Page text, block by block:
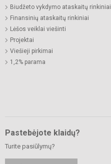
Biudžeto vykdymo ataskaitų rinkiniai
Finansinių ataskaitų rinkiniai
Lėšos veiklai viešinti
Projektai
Viešieji pirkimai
1,2% parama
Pastebėjote klaidų?
Turite pasiūlymų?